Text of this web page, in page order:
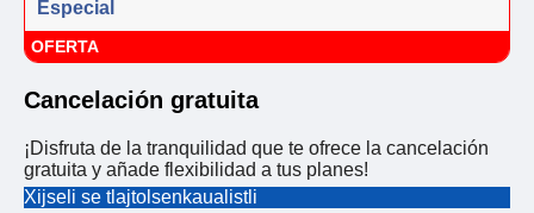
Especial
OFERTA
Cancelación gratuita
¡Disfruta de la tranquilidad que te ofrece la cancelación
gratuita y añade flexibilidad a tus planes!
Xijseli se tlajtolsenkaualistli